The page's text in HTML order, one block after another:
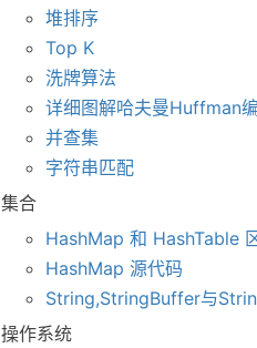
堆排序
Top K
洗牌算法
详细图解哈夫曼Huffman
并查集
字符串匹配
集合
HashMap 和 HashTable
HashMap 源代码
String,StringBuffer与
操作系统